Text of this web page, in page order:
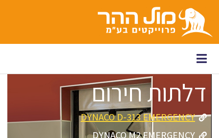
דלתות חירום
DYNACO D-313 EMERGENCY
DYNACO M2 EMERGENCY